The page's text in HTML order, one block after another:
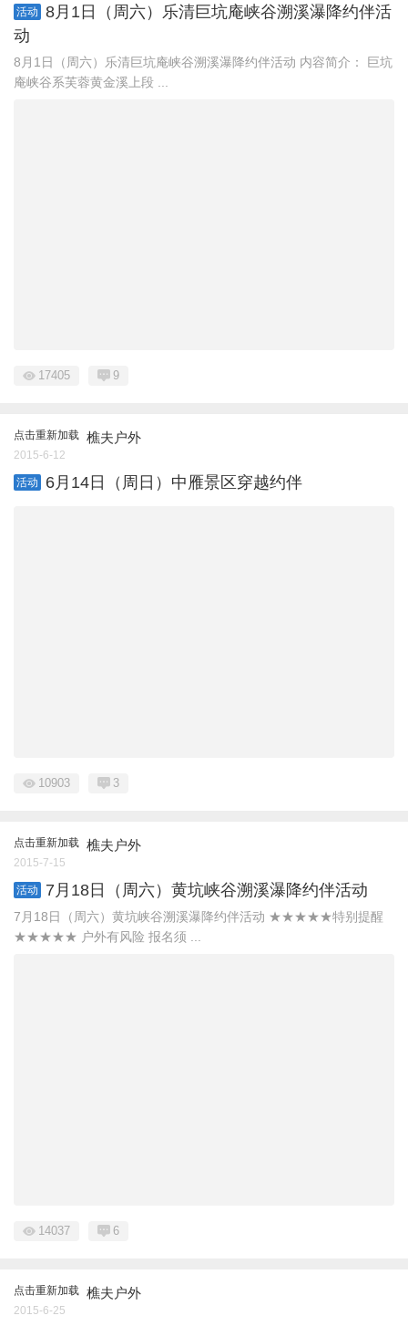
活动
8月1日（周六）乐清巨坑庵峡谷溯溪瀑降约伴活
动
8月1日（周六）乐清巨坑庵峡谷溯溪瀑降约伴活动 内容简介： 巨坑
庵峡谷系芙蓉黄金溪上段 ...
17405 9
点击重新加载 樵夫户外
2015-6-12
活动 6月14日（周日）中雁景区穿越约伴
10903 3
点击重新加载 樵夫户外
2015-7-15
活动 7月18日（周六）黄坑峡谷溯溪瀑降约伴活动
7月18日（周六）黄坑峡谷溯溪瀑降约伴活动 ★★★★★特别提醒
★★★★★ 户外有风险 报名须 ...
14037 6
点击重新加载 樵夫户外
2015-6-25